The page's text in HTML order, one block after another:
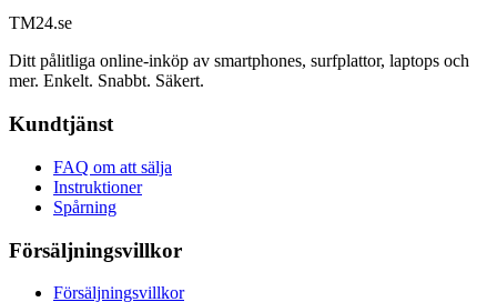
TM24.se
Ditt pålitliga online-inköp av smartphones, surfplattor, laptops och
mer. Enkelt. Snabbt. Säkert.
Kundtjänst
FAQ om att sälja
Instruktioner
Spårning
Försäljningsvillkor
Försäljningsvillkor